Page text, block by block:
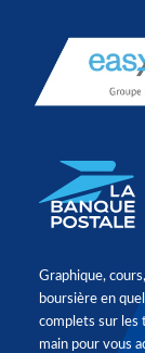
Graphique,
boursière en
complets sur les
main pour vous